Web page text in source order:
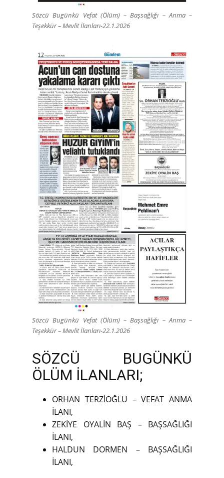
Sözcü Bugünkü Vefat (Ölüm) – Başsağlığı – Anma –
Teşekkür – Mevlit İlanları-22.1.2026
Sözcü Bugünkü Vefat (Ölüm) – Başsağlığı – Anma –
Teşekkür – Mevlit İlanları-22.1.2026
SÖZCÜ BUGÜNKÜ
ÖLÜM İLANLARI;
ORHAN TERZİOĞLU – VEFAT ANMA
İLANI,
ZEKİYE OYALİN BAŞ – BAŞSAĞLIĞI
İLANI,
HALDUN DORMEN – BAŞSAĞLIĞI
İLANI,